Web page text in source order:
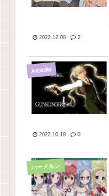
2022.12.08 2
Arcadia
2022.10.18 0
ハーメルン